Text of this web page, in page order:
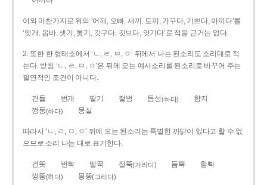
이와 마찬가지로 위의 ‘어깨, 오빠, 새끼, 토끼, 가꾸다, 기쁘다, 아끼다’를
‘엇개, 옵바, 샛기, 톳기, 갓구다, 깃브다, 앗기다’로 적을 근거는 없다.
2. 또한 한 형태소에서 ‘ㄴ, ㄹ, ㅁ, ㅇ’ 뒤에서 나는 된소리도 소리대로 적
는다. 받침 ‘ㄴ, ㄹ, ㅁ, ㅇ’은 뒤에 오는 예사소리를 된소리로 바꾸어 주는
필연적인 조건이 아니다.
건들 번개 딸기 절벙 듬성(하다)
함지
껑둥(하다) 뭉실
따라서 ‘ㄴ, ㄹ, ㅁ, ㅇ’ 뒤에 오는 된소리는 특별한 까닭이 있다고 할 수 없
으므로 소리 나는 대로 표기한다.
건뜻 번쩍 딸꾹 절뚝(거리다) 듬뿍
함빡
껑뚱(하다) 뭉뚱(그리다)